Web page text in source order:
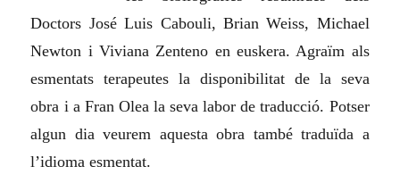
Doctors José Luis Cabouli, Brian Weiss, Michael
Newton i Viviana Zenteno en euskera. Agraïm als
esmentats terapeutes la disponibilitat de la seva
obra i a Fran Olea la seva labor de traducció. Potser
algun dia veurem aquesta obra també traduïda a
l’idioma esmentat.